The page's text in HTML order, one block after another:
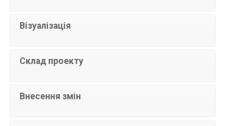
Візуалізація
Склад проекту
Внесення змін